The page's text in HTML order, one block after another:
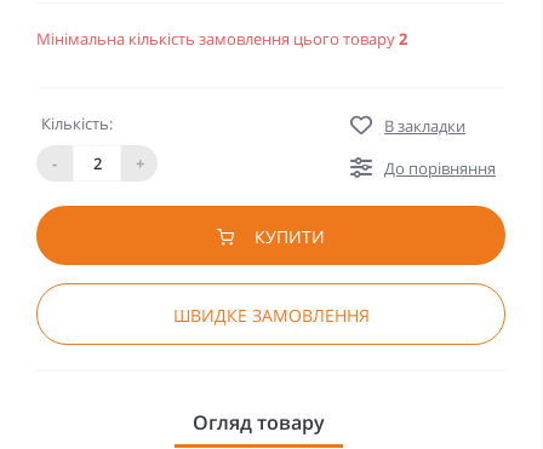
Мінімальна кількість замовлення цього товару2
Кількість:
-
+
В закладки
До порівняння
КУПИТИ
ШВИДКЕ ЗАМОВЛЕННЯ
Огляд товару